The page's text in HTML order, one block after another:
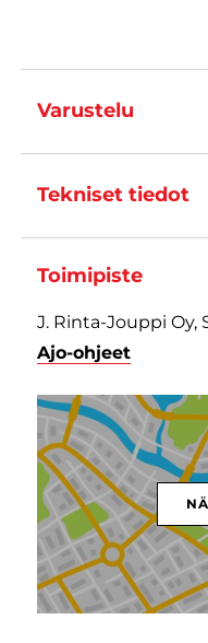
Varustelu
Tekniset tiedot
Toimipiste
J. Rinta-Jouppi Oy,
Ajo-ohjeet